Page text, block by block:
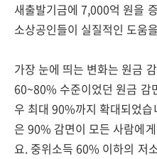
새출발기금에 7,000억 원을
소상공인들이 실질적인 도움
가장 눈에 띄는 변화는 원금
60~80% 수준이었던 원금 감
우 최대 90%까지 확대되었
은 90% 감면이 모든 사람에
요. 중위소득 60% 이하의 저